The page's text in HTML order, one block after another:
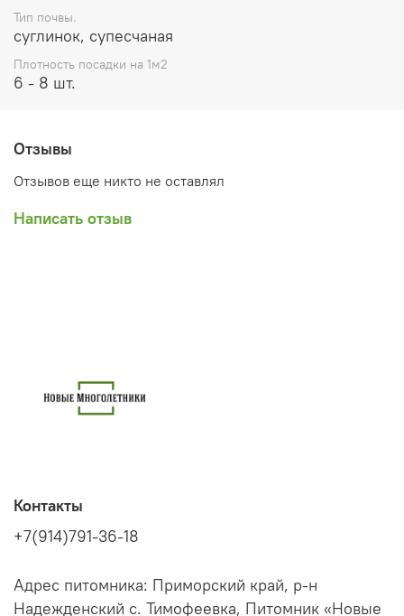
Тип почвы.
суглинок, супесчаная
Плотность посадки на 1м2
6 - 8 шт.
Отзывы
Отзывов еще никто не оставлял
Написать отзыв
Контакты
+7(914)791-36-18
Адрес питомника: Приморский край, р-н
Надежденский с. Тимофеевка, Питомник «Новые